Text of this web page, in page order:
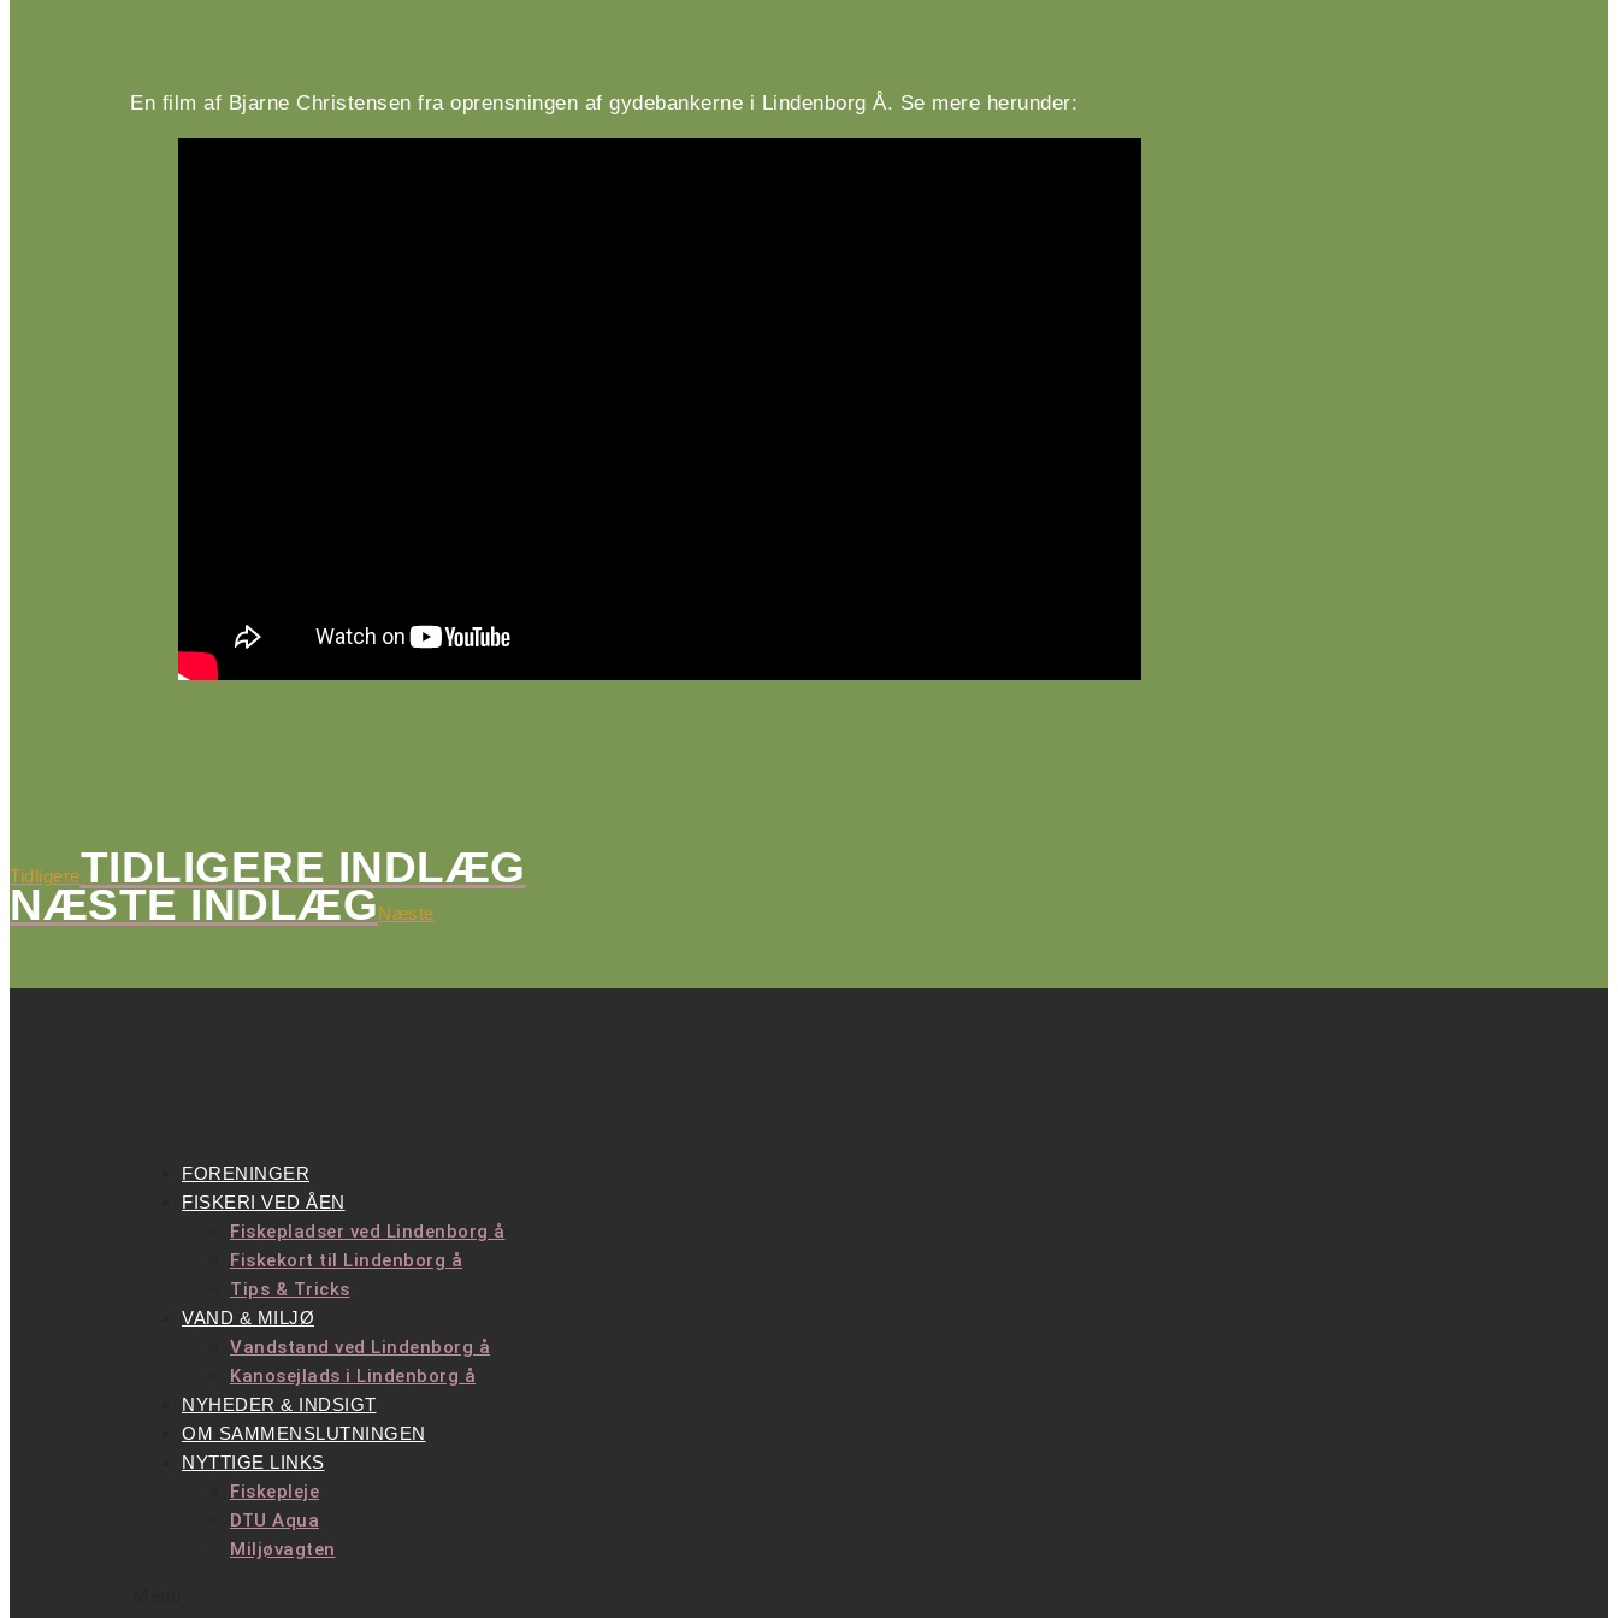
En film af Bjarne Christensen fra oprensningen af gydebankerne i Lindenborg Å. Se mere herunder:
TidligereTIDLIGERE INDLÆG
NÆSTE INDLÆGNæste
FORENINGER
FISKERI VED ÅEN
Fiskepladser ved Lindenborg å
Fiskekort til Lindenborg å
Tips & Tricks
VAND & MILJØ
Vandstand ved Lindenborg å
Kanosejlads i Lindenborg å
NYHEDER & INDSIGT
OM SAMMENSLUTNINGEN
NYTTIGE LINKS
Fiskepleje
DTU Aqua
Miljøvagten